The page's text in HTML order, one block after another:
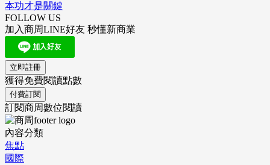
本功才是關鍵
FOLLOW US
加入商周LINE好友 秒懂新商業
立即註冊
獲得免費閱讀點數
付費訂閱
訂閱商周數位閱讀
內容分類
焦點
國際